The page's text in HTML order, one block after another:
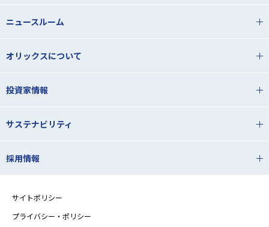
ニュースルーム
オリックスについて
投資家情報
サステナビリティ
採用情報
サイトポリシー
プライバシー・ポリシー